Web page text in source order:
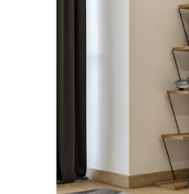
PRACOVŇA / KANCELÁRIA
DETSKÉ A ŠTUDENTSKÉ